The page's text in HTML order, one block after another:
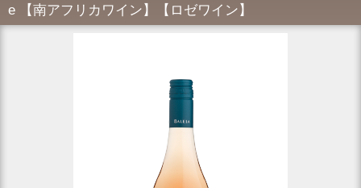
e 【南アフリカワイン】【ロゼワイン】